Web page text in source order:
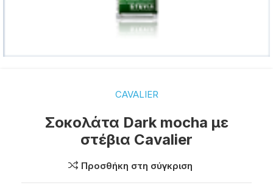
CAVALIER
Σοκολάτα Dark mocha με
στέβια Cavalier
Προσθήκη στη σύγκριση